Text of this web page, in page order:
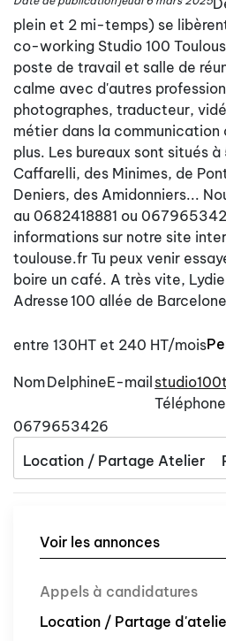
plein et 2 mi-temps) se
co-working Studio 100
poste de travail et salle de
calme avec d'autres
photographes, traducteur,
métier dans la communication
plus. Les bureaux sont situés
Caffarelli, des Minimes, de
Deniers, des Amidonniers...
au 0682418881 ou
informations sur notre site
toulouse.fr Tu peux venir
boire un café. A très vite,
Adresse100 allée de Barcelone
entre 130HT et 240 HT/mois
NomDelphineE-mail
0679653426
Location / Partage Atelier
Voir les annonces
Appels à candidatures
Location / Partage